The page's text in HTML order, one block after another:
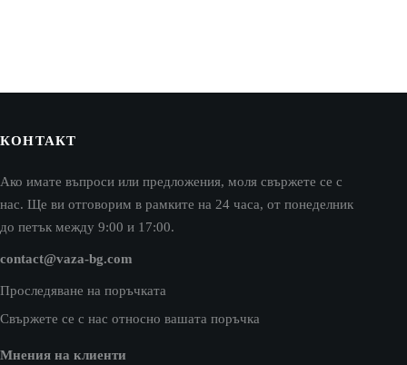
КОНТАКТ
Ако имате въпроси или предложения, моля свържете се с
нас. Ще ви отговорим в рамките на 24 часа, от понеделник
до петък между 9:00 и 17:00.
contact@vaza-bg.com
Проследяване на поръчката
Свържете се с нас относно вашата поръчка
Мнения на клиенти